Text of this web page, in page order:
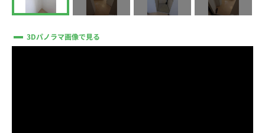
3Dパノラマ画像で見る